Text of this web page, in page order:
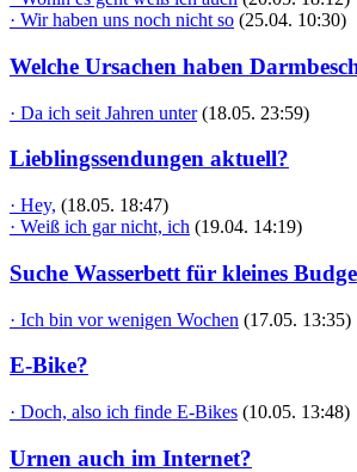
· Wir haben uns noch nicht so (25.04. 10:30)
Welche Ursachen haben
· Da ich seit Jahren unter (18.05. 23:59)
Lieblingssendungen aktuell?
· Hey, (18.05. 18:47)
· Weiß ich gar nicht, ich (19.04. 14:19)
Suche Wasserbett für kleines
· Ich bin vor wenigen Wochen (17.05. 13:35)
E-Bike?
· Doch, also ich finde E-Bikes (10.05. 13:48)
Urnen auch im Internet?